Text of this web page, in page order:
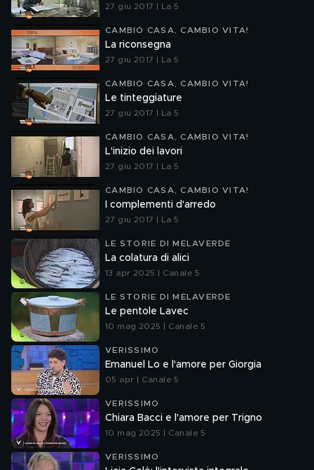
27 giu 2017 | La 5
CAMBIO CASA, CAMBIO VITA!
La riconsegna
27 giu 2017 | La 5
CAMBIO CASA, CAMBIO VITA!
Le tinteggiature
27 giu 2017 | La 5
CAMBIO CASA, CAMBIO VITA!
L'inizio dei lavori
27 giu 2017 | La 5
CAMBIO CASA, CAMBIO VITA!
I complementi d'arredo
27 giu 2017 | La 5
LE STORIE DI MELAVERDE
La colatura di alici
13 apr 2025 | Canale 5
LE STORIE DI MELAVERDE
Le pentole Lavec
10 mag 2025 | Canale 5
VERISSIMO
Emanuel Lo e l'amore per Giorgia
05 apr | Canale 5
VERISSIMO
Chiara Bacci e l'amore per Trigno
10 mag 2025 | Canale 5
VERISSIMO